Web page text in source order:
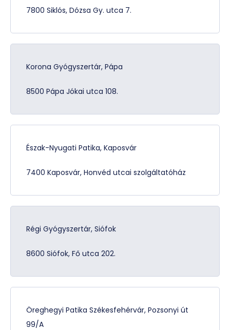
7800 Siklós, Dózsa Gy. utca 7.
Korona Gyógyszertár, Pápa
8500 Pápa Jókai utca 108.
Észak-Nyugati Patika, Kaposvár
7400 Kaposvár, Honvéd utcai szolgáltatóház
Régi Gyógyszertár, Siófok
8600 Siófok, Fő utca 202.
Öreghegyi Patika Székesfehérvár, Pozsonyi út
99/A